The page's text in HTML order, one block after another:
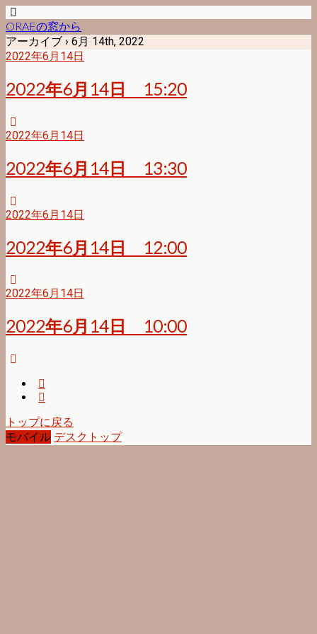
ORAEの窓から
アーカイブ › 6月 14th, 2022
2022年6月14日
2022年6月14日 15:20
2022年6月14日
2022年6月14日 13:30
2022年6月14日
2022年6月14日 12:00
2022年6月14日
2022年6月14日 10:00
トップに戻る
モバイル デスクトップ